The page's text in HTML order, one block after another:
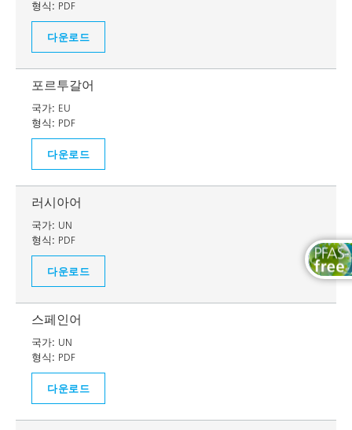
형식: PDF
다운로드
포르투갈어
국가: EU
형식: PDF
다운로드
러시아어
국가: UN
형식: PDF
다운로드
스페인어
국가: UN
형식: PDF
다운로드